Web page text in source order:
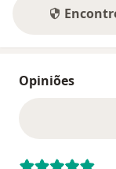
Opiniões